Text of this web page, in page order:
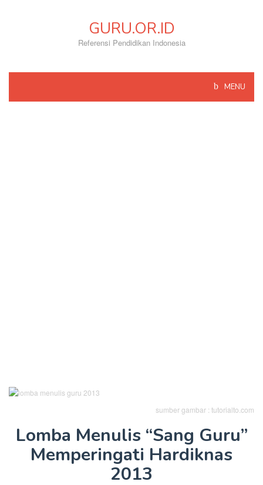
GURU.OR.ID
Referensi Pendidikan Indonesia
MENU
sumber gambar : tutorialto.com
Lomba Menulis “Sang Guru”
Memperingati Hardiknas
2013